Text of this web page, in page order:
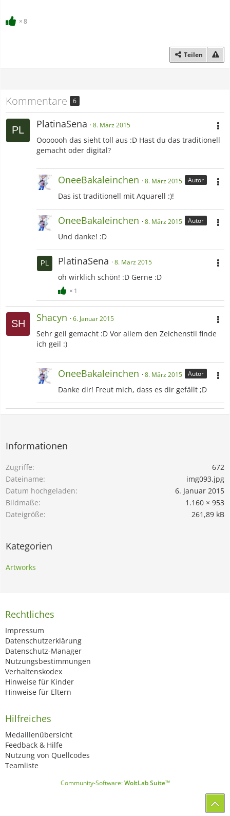
8
Teilen
Kommentare 6
PlatinaSena 8. März 2015
Ooooooh das sieht toll aus :D Hast du das traditionell
gemacht oder digital?
OneeBakaleinchen 8. März 2015 Autor
Das ist traditionell mit Aquarell :)!
OneeBakaleinchen 8. März 2015 Autor
Und danke! :D
PlatinaSena 8. März 2015
oh wirklich schön! :D Gerne :D
1
Shacyn 6. Januar 2015
Sehr geil gemacht :D Vor allem den Zeichenstil finde
ich geil :)
OneeBakaleinchen 8. März 2015 Autor
Danke dir! Freut mich, dass es dir gefällt ;D
Informationen
Zugriffe
672
Dateiname
img093.jpg
Datum hochgeladen
6. Januar 2015
Bildmaße
1.160 × 953
Dateigröße
261,89 kB
Kategorien
Artworks
Rechtliches
Impressum
Datenschutzerklärung
Datenschutz-Manager
Nutzungsbestimmungen
Verhaltenskodex
Hinweise für Kinder
Hinweise für Eltern
Hilfreiches
Medaillenübersicht
Feedback & Hilfe
Nutzung von Quellcodes
Teamliste
Community-Software:WoltLab Suite™